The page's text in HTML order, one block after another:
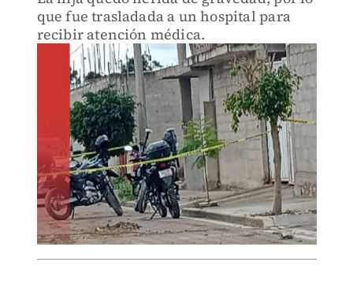
que fue trasladada a un hospital para
recibir atención médica.